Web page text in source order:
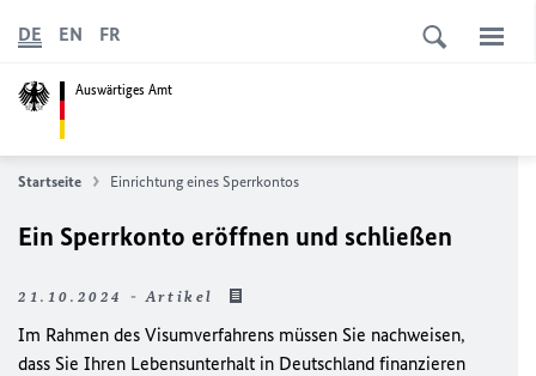
Auswärtiges Amt
DE EN FR
Startseite Einrichtung eines Sperrkontos
Ein Sperrkonto eröffnen und schließen
21.10.2024 - Artikel
Im Rahmen des Visumverfahrens müssen Sie nachweisen,
dass Sie Ihren Lebensunterhalt in Deutschland finanzieren